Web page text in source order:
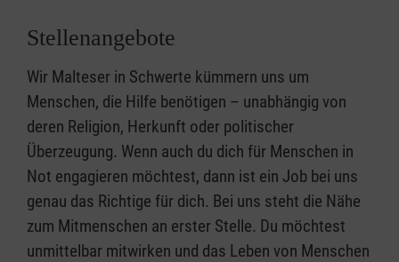
Stellenangebote
Wir Malteser in Schwerte kümmern uns um
Menschen, die Hilfe benötigen – unabhängig von
deren Religion, Herkunft oder politischer
Überzeugung. Wenn auch du dich für Menschen in
Not engagieren möchtest, dann ist ein Job bei uns
genau das Richtige für dich. Bei uns steht die Nähe
zum Mitmenschen an erster Stelle. Du möchtest
unmittelbar mitwirken und das Leben von Menschen